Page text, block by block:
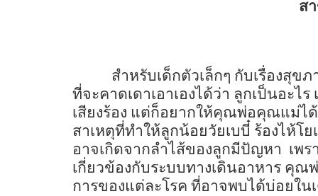
ส
สำหรับเด็กตัวเล็กๆ กับเรื่องสุข
ที่จะคาดเดาเอาเองได้ว่า ลูกเป็นอะไ
เสียงร้อง แต่ก็อยากให้คุณพ่อคุณแม่ได้
สาเหตุที่ทำให้ลูกน้อยวัยเบบี๋ ร้องไห้โ
อาจเกิดจากลำไส้ของลูกมีปัญหา เพ
เกี่ยวข้องกับระบบทางเดินอาหาร คุณ
การของแต่ละโรค ที่อาจพบได้บ่อยใน